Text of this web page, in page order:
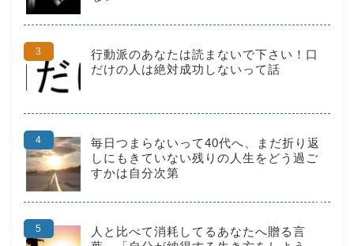
行動派のあなたは読まないで下さい！口
だけの人は絶対成功しないって話
毎日つまらないって40代へ、まだ折り返
しにもきていない残りの人生をどう過ご
すかは自分次第
人と比べて消耗してるあなたへ贈る言